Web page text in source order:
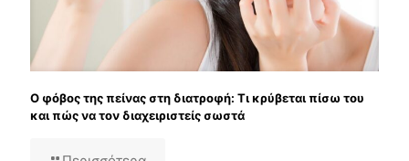
Ο φόβος της πείνας στη διατροφή: Τι κρύβεται πίσω του
και πώς να τον διαχειριστείς σωστά